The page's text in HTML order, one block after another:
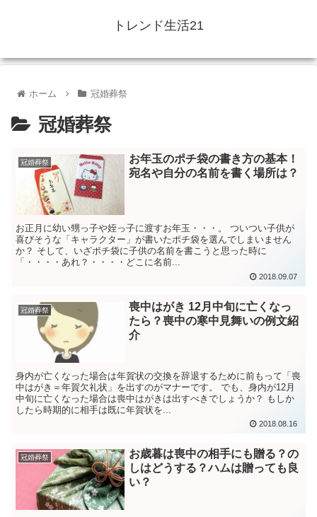
トレンド生活21
ホーム 冠婚葬祭
冠婚葬祭
冠婚葬祭
お年玉のポチ袋の書き方の基本！
宛名や自分の名前を書く場所は？
お正月に幼い甥っ子や姪っ子に渡すお年玉・・・。 ついつい子供が
喜びそうな「キャラクター」が書いたポチ袋を選んでしまいません
か？ そして、いざポチ袋に子供の名前を書こうと思った時に
「・・・・あれ？・・・・どこに名前...
2018.09.07
冠婚葬祭
喪中はがき 12月中旬に亡くなっ
たら？喪中の寒中見舞いの例文紹
介
身内が亡くなった場合は年賀状の交換を辞退するために前もって「喪
中はがき＝年賀欠礼状」を出すのがマナーです。 でも、身内が12月
中旬に亡くなった場合は喪中はがきは出すべきでしょうか？ もしか
したら時期的に相手は既に年賀状を...
2018.08.16
冠婚葬祭
お歳暮は喪中の相手にも贈る？の
しはどうする？ハムは贈っても良
い？